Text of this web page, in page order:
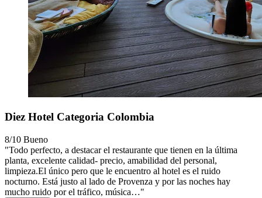
Diez Hotel Categoria Colombia
8/10 Bueno
"Todo perfecto, a destacar el restaurante que tienen en la última
planta, excelente calidad- precio, amabilidad del personal,
limpieza.El único pero que le encuentro al hotel es el ruido
nocturno. Está justo al lado de Provenza y por las noches hay
mucho ruido por el tráfico, música…"